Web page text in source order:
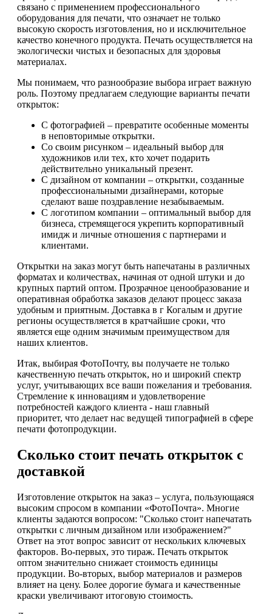
связано с применением профессионального
оборудования для печати, что означает не только
высокую скорость изготовления, но и исключительное
качество конечного продукта. Печать осуществляется на
экологически чистых и безопасных для здоровья
материалах.
Мы понимаем, что разнообразие выбора играет важную
роль. Поэтому предлагаем следующие варианты печати
открыток:
С фотографией – превратите особенные моменты
в неповторимые открытки.
Со своим рисунком – идеальный выбор для
художников или тех, кто хочет подарить
действительно уникальный презент.
С дизайном от компании – открытки, созданные
профессиональными дизайнерами, которые
сделают ваше поздравление незабываемым.
С логотипом компании – оптимальный выбор для
бизнеса, стремящегося укрепить корпоративный
имидж и личные отношения с партнерами и
клиентами.
Открытки на заказ могут быть напечатаны в различных
форматах и количествах, начиная от одной штуки и до
крупных партий оптом. Прозрачное ценообразование и
оперативная обработка заказов делают процесс заказа
удобным и приятным. Доставка в г Когалым и другие
регионы осуществляется в кратчайшие сроки, что
является еще одним значимым преимуществом для
наших клиентов.
Итак, выбирая ФотоПочту, вы получаете не только
качественную печать открыток, но и широкий спектр
услуг, учитывающих все ваши пожелания и требования.
Стремление к инновациям и удовлетворение
потребностей каждого клиента - наш главный
приоритет, что делает нас ведущей типографией в сфере
печати фотопродукции.
Сколько стоит печать открыток с
доставкой
Изготовление открыток на заказ – услуга, пользующаяся
высоким спросом в компании «ФотоПочта». Многие
клиенты задаются вопросом: "Сколько стоит напечатать
открытки с личным дизайном или изображением?"
Ответ на этот вопрос зависит от нескольких ключевых
факторов. Во-первых, это тираж. Печать открыток
оптом значительно снижает стоимость единицы
продукции. Во-вторых, выбор материалов и размеров
влияет на цену. Более дорогие бумага и качественные
краски увеличивают итоговую стоимость.